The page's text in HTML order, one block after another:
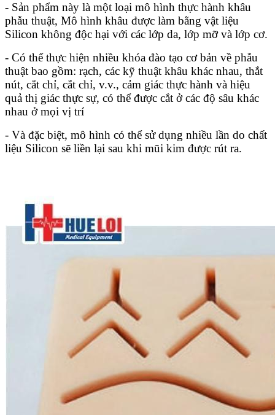
- Sản phẩm này là một loại mô hình thực hành khâu
phẫu thuật, Mô hình khâu được làm bằng vật liệu
Silicon không độc hại với các lớp da, lớp mỡ và lớp cơ.
- Có thể thực hiện nhiều khóa đào tạo cơ bản về phẫu
thuật bao gồm: rạch, các kỹ thuật khâu khác nhau, thắt
nút, cắt chỉ, cắt chỉ, v.v., cảm giác thực hành và hiệu
quả thị giác thực sự, có thể được cắt ở các độ sâu khác
nhau ở mọi vị trí
- Và đặc biệt, mô hình có thể sử dụng nhiều lần do chất
liệu Silicon sẽ liền lại sau khi mũi kim được rút ra.